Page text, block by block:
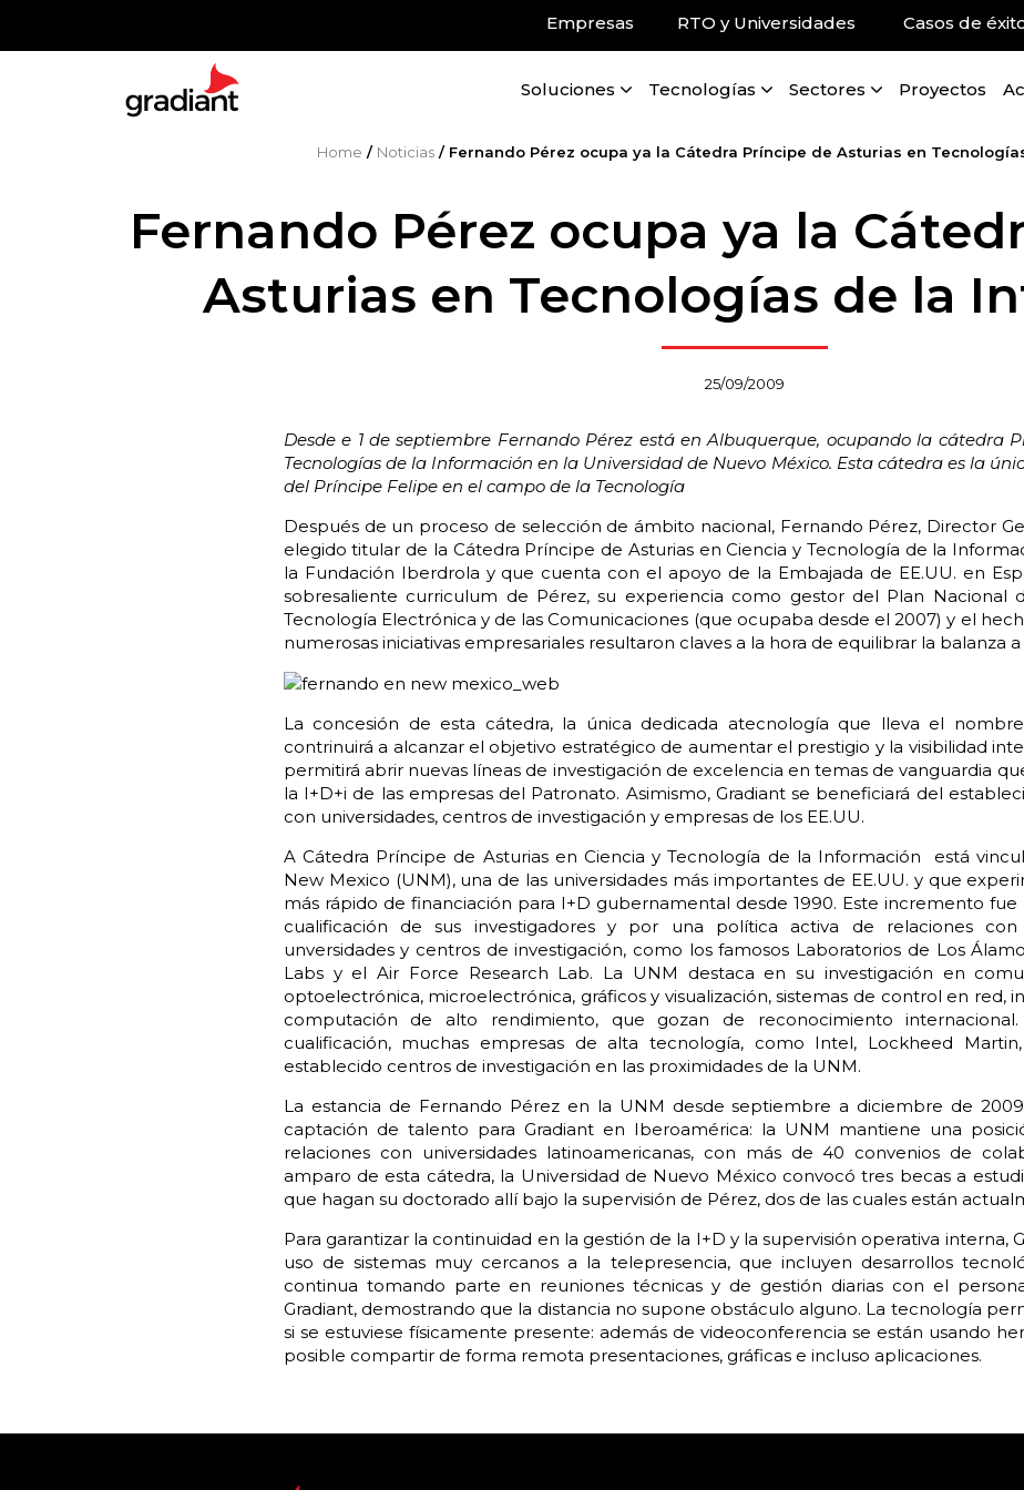
Empresas RTO y Universidades Casos de
Soluciones Tecnologías Sectores Proyectos
Home / Noticias/ Fernando Pérez ocupa ya la Cátedra Príncipe de Asturias en
Fernando Pérez ocupa ya la
Asturias en Tecnologías de la
25/09/2009
Desde e 1 de septiembre Fernando Pérez está en Albuquerque, ocupando la cátedra
Tecnologías de la Información en la Universidad de Nuevo México. Esta cátedra es la
del Príncipe Felipe en el campo de la Tecnología
Después de un proceso de selección de ámbito nacional, Fernando Pérez, Director
elegido titular de la Cátedra Príncipe de Asturias en Ciencia y Tecnología de la
la Fundación Iberdrola y que cuenta con el apoyo de la Embajada de EE.UU. en
sobresaliente curriculum de Pérez, su experiencia como gestor del Plan Nacional
Tecnología Electrónica y de las Comunicaciones (que ocupaba desde el 2007) y el
numerosas iniciativas empresariales resultaron claves a la hora de equilibrar la balanza a
La concesión de esta cátedra, la única dedicada atecnología que lleva el
contrinuirá a alcanzar el objetivo estratégico de aumentar el prestigio y la visibilidad
permitirá abrir nuevas líneas de investigación de excelencia en temas de vanguardia
la I+D+i de las empresas del Patronato. Asimismo, Gradiant se beneficiará del
con universidades, centros de investigación y empresas de los EE.UU.
A Cátedra Príncipe de Asturias en Ciencia y Tecnología de la Información está
New Mexico (UNM), una de las universidades más importantes de EE.UU. y que
más rápido de financiación para I+D gubernamental desde 1990. Este incremento
cualificación de sus investigadores y por una política activa de relaciones con
unversidades y centros de investigación, como los famosos Laboratorios de Los
Labs y el Air Force Research Lab. La UNM destaca en su investigación en
optoelectrónica, microelectrónica, gráficos y visualización, sistemas de control en red,
computación de alto rendimiento, que gozan de reconocimiento
cualificación, muchas empresas de alta tecnología, como Intel, Lockheed
establecido centros de investigación en las proximidades de la UNM.
La estancia de Fernando Pérez en la UNM desde septiembre a diciembre de
captación de talento para Gradiant en Iberoamérica: la UNM mantiene una
relaciones con universidades latinoamericanas, con más de 40 convenios de
amparo de esta cátedra, la Universidad de Nuevo México convocó tres becas a
que hagan su doctorado allí bajo la supervisión de Pérez, dos de las cuales están
Para garantizar la continuidad en la gestión de la I+D y la supervisión operativa interna,
uso de sistemas muy cercanos a la telepresencia, que incluyen desarrollos
continua tomando parte en reuniones técnicas y de gestión diarias con el
Gradiant, demostrando que la distancia no supone obstáculo alguno. La tecnología
si se estuviese físicamente presente: además de videoconferencia se están usando
posible compartir de forma remota presentaciones, gráficas e incluso aplicaciones.